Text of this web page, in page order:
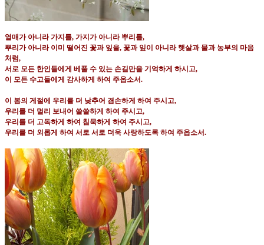
열매가 아니라 가지를, 가지가 아니라 뿌리를,
뿌리가 아니라 이미 떨어진 꽃과 잎을, 꽃과 잎이 아니라 햇살과 물과 농부의 마음
처럼,
서로 모든 한인들에게 베풀 수 있는 손길만을 기억하게 하시고,
이 모든 수고들에게 감사하게 하여 주옵소서.
이 봄의 게절에 우리를 더 낮추어 겸손하게 하여 주시고,
우리를 더 멀리 보내어 쓸쓸하게 하여 주시고,
우리를 더 고독하게 하여 침묵하게 하여 주시고,
우리를 더 외롭게 하여 서로 서로 더욱 사랑하도록 하여 주옵소서.